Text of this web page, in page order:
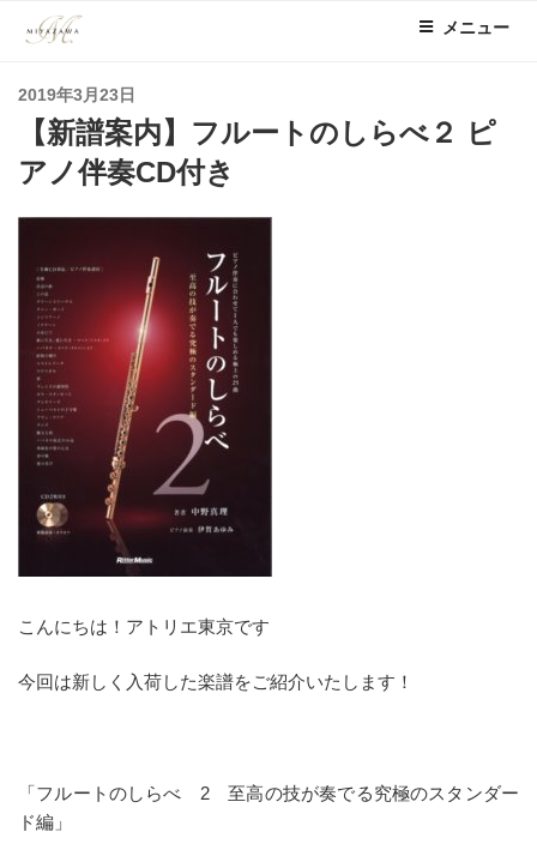
メニュー
投
日:
2019年3月23日
【新譜案内】フルートのしらべ２ ピ
アノ伴奏CD付き
こんにちは！アトリエ東京です
今回は新しく入荷した楽譜をご紹介いたします！
「フルートのしらべ 2 至高の技が奏でる究極のスタンダー
ド編」